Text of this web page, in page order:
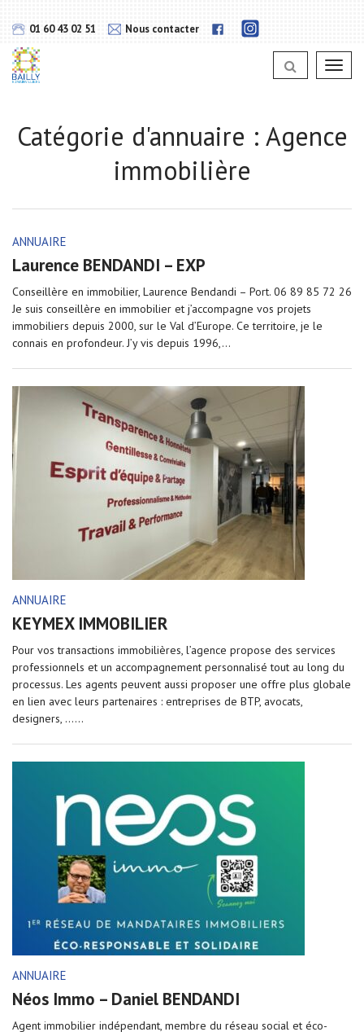
01 60 43 02 51 Nous contacter
Lien
notra
Instagram
Catégorie d'annuaire : Agence
immobilière
ANNUAIRE
Laurence BENDANDI – EXP
Conseillère en immobilier, Laurence Bendandi – Port. 06 89 85 72 26
Je suis conseillère en immobilier et j’accompagne vos projets
immobiliers depuis 2000, sur le Val d’Europe. Ce territoire, je le
connais en profondeur. J’y vis depuis 1996,...
ANNUAIRE
KEYMEX IMMOBILIER
Pour vos transactions immobilières, l’agence propose des services
professionnels et un accompagnement personnalisé tout au long du
processus. Les agents peuvent aussi proposer une offre plus globale
en lien avec leurs partenaires : entreprises de BTP, avocats,
designers, …...
ANNUAIRE
Néos Immo – Daniel BENDANDI
Agent immobilier indépendant, membre du réseau social et éco-